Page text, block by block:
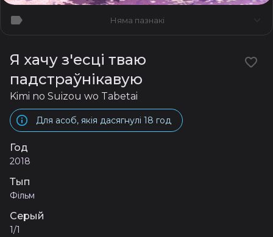
Няма пазнакі
Я хачу з'есці тваю
падстраўнікавую
Kimi no Suizou wo Tabetai
Для асоб, якія дасягнулі 18 год
Год
2018
Тып
Фільм
Серый
1/1